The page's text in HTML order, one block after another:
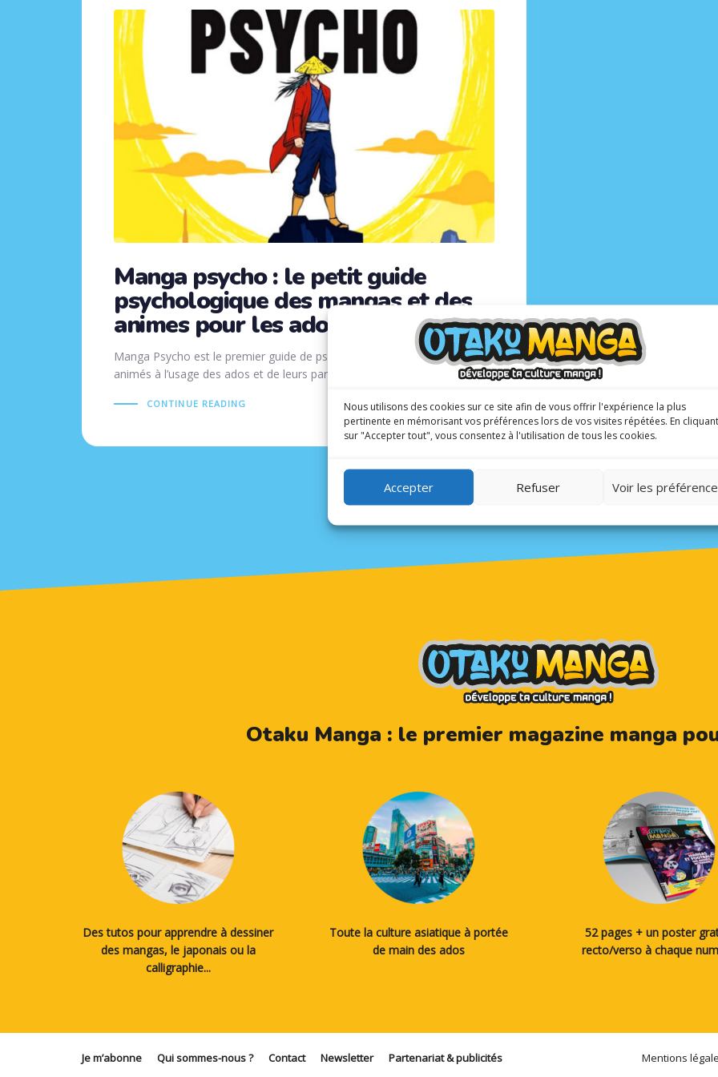
Nous utilisons des cookies sur ce site afin de vous offrir l'expérience la plus
pertinente en mémorisant vos préférences lors de vos visites répétées. En cliquant
sur "Accepter tout", vous consentez à l'utilisation de tous les cookies.
Accepter Refuser Voir les
Manga psycho : le petit guide
psychologique des mangas et des
animes pour les ados
Manga Psycho est le premier guide de psychologie des mangas et
animés à l’usage des ados et de leurs parents.
CONTINUE READING
Otaku Manga : le premier magazine manga
Des tutos pour apprendre à dessiner
des mangas, le japonais ou la
calligraphie...
Toute la culture asiatique à portée
de main des ados
52 pages + un poster
recto/verso à chaque
Je m’abonne Qui sommes-nous ? Contact Newsletter Partenariat & publicités Mentions